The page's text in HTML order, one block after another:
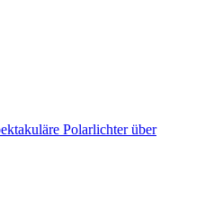
Polarlichter über